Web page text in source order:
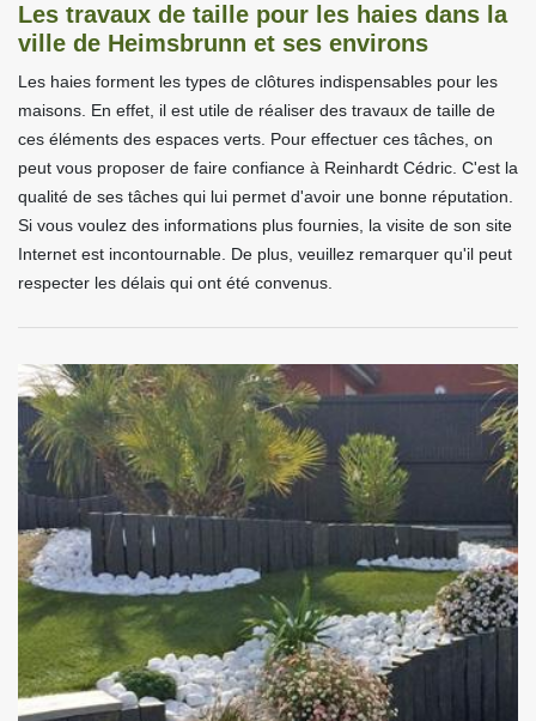
Les travaux de taille pour les haies dans la
ville de Heimsbrunn et ses environs
Les haies forment les types de clôtures indispensables pour les
maisons. En effet, il est utile de réaliser des travaux de taille de
ces éléments des espaces verts. Pour effectuer ces tâches, on
peut vous proposer de faire confiance à Reinhardt Cédric. C'est la
qualité de ses tâches qui lui permet d'avoir une bonne réputation.
Si vous voulez des informations plus fournies, la visite de son site
Internet est incontournable. De plus, veuillez remarquer qu'il peut
respecter les délais qui ont été convenus.